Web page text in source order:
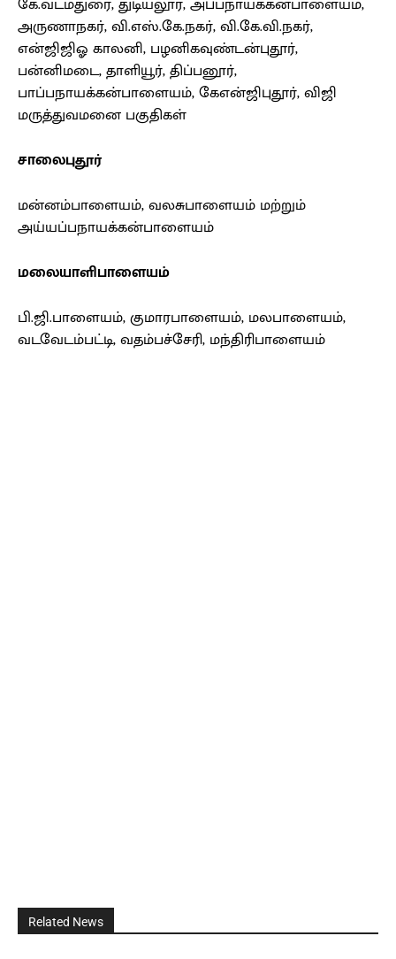
அருணாநகர், வி.எஸ்.கே.நகர், வி.கே.வி.நகர்,
என்ஜிஜிஓ காலனி, பழனிகவுண்டன்புதூர்,
பன்னிமடை, தாளியூர், திப்பனூர்,
பாப்பநாயக்கன்பாளையம், கேஎன்ஜிபுதூர், விஜி
மருத்துவமனை பகுதிகள்
சாலைபுதூர்
மன்னம்பாளையம், வலசுபாளையம் மற்றும்
அய்யப்பநாயக்கன்பாளையம்
மலையாளிபாளையம்
பி.ஜி.பாளையம், குமாரபாளையம், மலபாளையம்,
வடவேடம்பட்டி, வதம்பச்சேரி, மந்திரிபாளையம்
Related News